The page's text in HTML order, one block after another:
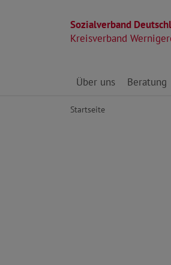
Sozialverband
Kreisverband
Direkt zu den Inhalten
Über uns Beratung
Startseite